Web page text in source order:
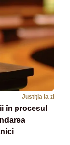
Justiția la zi
în procesul